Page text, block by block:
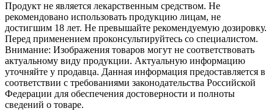
Продукт не является лекарственным средством. Не
рекомендовано использовать продукцию лицам, не
достигшим 18 лет. Не превышайте рекомендуемую дозировку.
Перед применением проконсультируйтесь со специалистом.
Внимание: Изображения товаров могут не соответствовать
актуальному виду продукции. Актуальную информацию
уточняйте у продавца. Данная информация предоставляется в
соответствии с требованиями законодательства Российской
Федерации для обеспечения достоверности и полноты
сведений о товаре.